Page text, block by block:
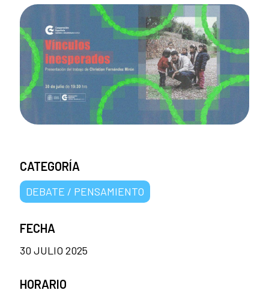
CATEGORÍA
DEBATE / PENSAMIENTO
FECHA
30 JULIO 2025
HORARIO